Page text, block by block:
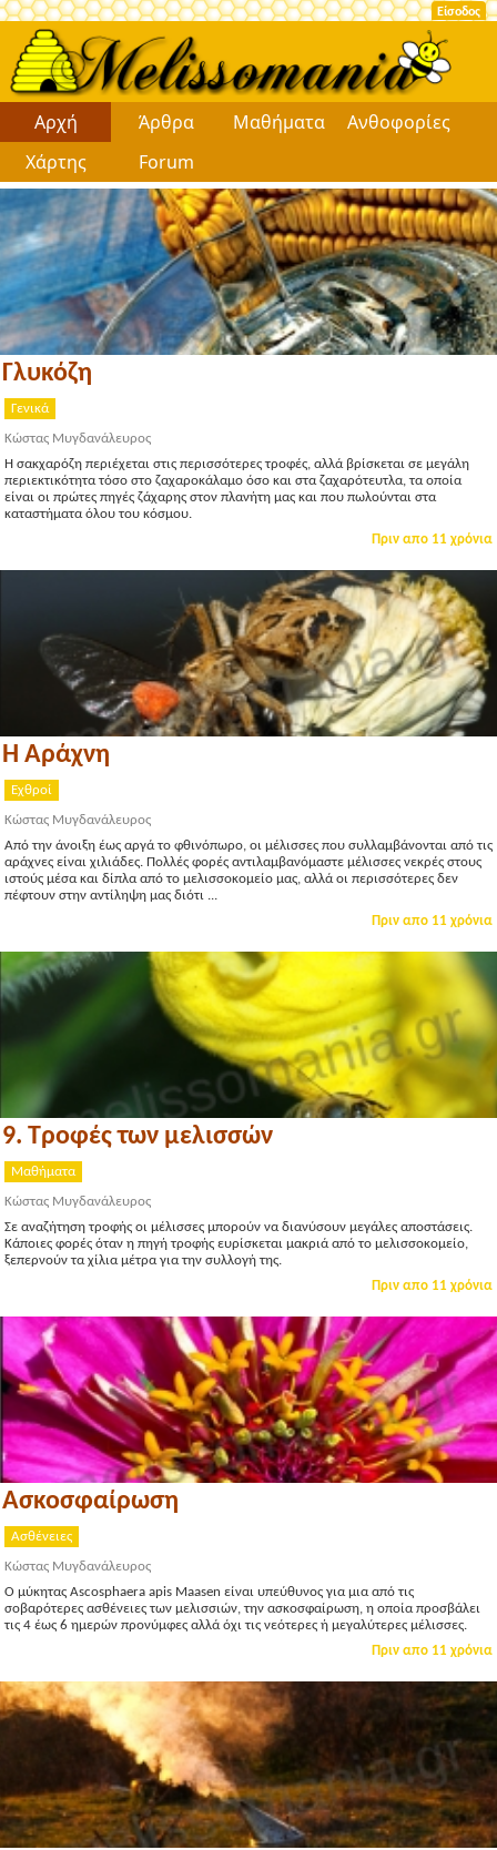
Είσοδος
Αρχή Άρθρα Μαθήματα
Ανθοφορίες
Χάρτης
Forum
Γλυκόζη
Γενικά
Κώστας Μυγδανάλευρος
Η σακχαρόζη περιέχεται στις περισσότερες τροφές, αλλά βρίσκεται σε μεγάλη
περιεκτικότητα τόσο στο ζαχαροκάλαμο όσο και στα ζαχαρότευτλα, τα οποία
είναι οι πρώτες πηγές ζάχαρης στον πλανήτη μας και που πωλούνται στα
καταστήματα όλου του κόσμου.
Πριν απο 11 χρόνια
Η Αράχνη
Εχθροί
Κώστας Μυγδανάλευρος
Από την άνοιξη έως αργά το φθινόπωρο, οι μέλισσες που συλλαμβάνονται από τις
αράχνες είναι χιλιάδες. Πολλές φορές αντιλαμβανόμαστε μέλισσες νεκρές στους
ιστούς μέσα και δίπλα από το μελισσοκομείο μας, αλλά οι περισσότερες δεν
πέφτουν στην αντίληψη μας διότι ...
Πριν απο 11 χρόνια
9. Τροφές των μελισσών
Μαθήματα
Κώστας Μυγδανάλευρος
Σε αναζήτηση τροφής οι μέλισσες μπορούν να διανύσουν μεγάλες αποστάσεις.
Κάποιες φορές όταν η πηγή τροφής ευρίσκεται μακριά από το μελισσοκομείο,
ξεπερνούν τα χίλια μέτρα για την συλλογή της.
Πριν απο 11 χρόνια
Ασκοσφαίρωση
Ασθένειες
Κώστας Μυγδανάλευρος
Ο μύκητας Ascosphaera apis Maasen είναι υπεύθυνος για μια από τις
σοβαρότερες ασθένειες των μελισσιών, την ασκοσφαίρωση, η οποία προσβάλει
τις 4 έως 6 ημερών προνύμφες αλλά όχι τις νεότερες ή μεγαλύτερες μέλισσες.
Πριν απο 11 χρόνια